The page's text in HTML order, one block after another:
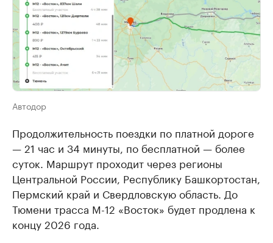
Автодор
Продолжительность поездки по платной дороге
— 21 час и 34 минуты, по бесплатной — более
суток. Маршрут проходит через регионы
Центральной России, Республику Башкортостан,
Пермский край и Свердловскую область. До
Тюмени трасса М-12 «Восток» будет продлена к
концу 2026 года.